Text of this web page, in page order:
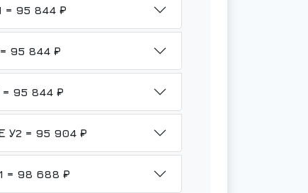
НМШ 8-25-6,3/6Б-ТВ3-Р1-Б1-У1 = 95 844 ₽
НМШ 8-25-6,3/6Б-ТВ3-Р1-Ф-У1 = 95 844 ₽
НМШ 8-25-6,3/6Б-ТВ3-Р1-Ю-У1 = 95 844 ₽
НМШ 8-25-6,3/6-ТВ3-Р2-Б1-3-Е У2 = 95 904 ₽
НМШ 8-25-6,3/6Б-ТВ3-Р2-Б1-У1 = 98 688 ₽